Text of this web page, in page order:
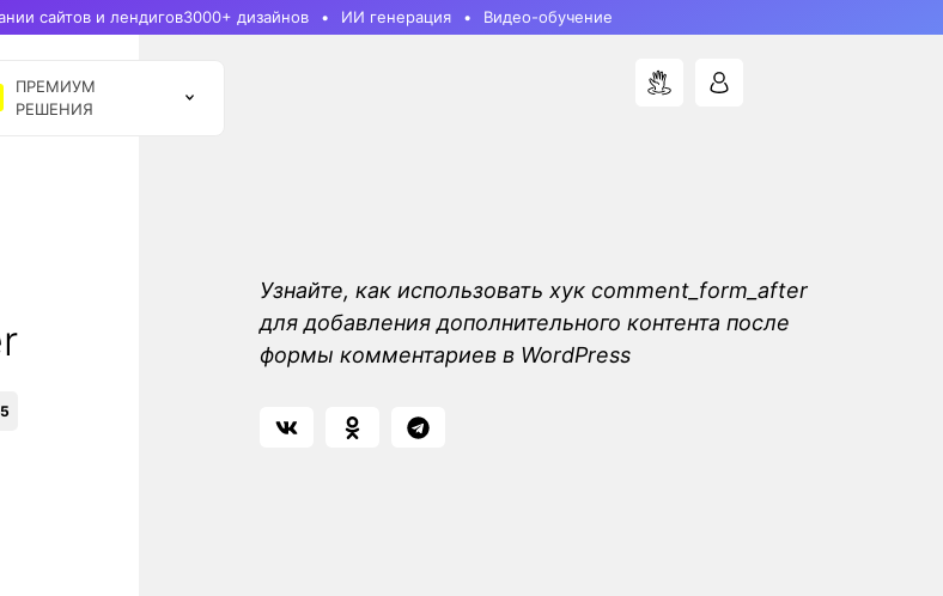
сайтов и лендигов3000+ дизайнов ИИ генерация Видео-обучение
ПРЕМИУМ
РЕШЕНИЯ
Узнайте, как использовать хук comment_form_after
для добавления дополнительного контента после
формы комментариев в WordPress